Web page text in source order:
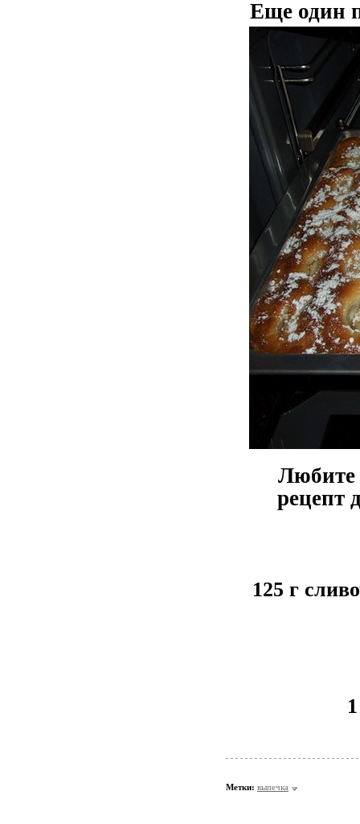
Еще один
Любите
рецепт
125 г
Метки: выпечка